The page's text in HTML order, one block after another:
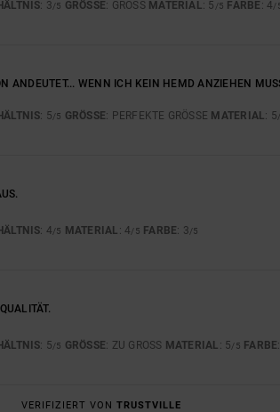
: 3/5 GRÖSSE : GROSS MATERIAL: 5 /5 FARBE : 4/
ANDEUTET... WENN ICH KEIN HEMD ANZIEHEN
: 5/5 GRÖSSE : PERFEKTE GRÖSSE MATERIAL: 5
: 4/5 MATERIAL : 4/5 FARBE: 3/5
: 5/5 GRÖSSE : ZU GROSS MATERIAL : 5/5 FARBE
VERIFIZIERT VON TRUSTVILLE